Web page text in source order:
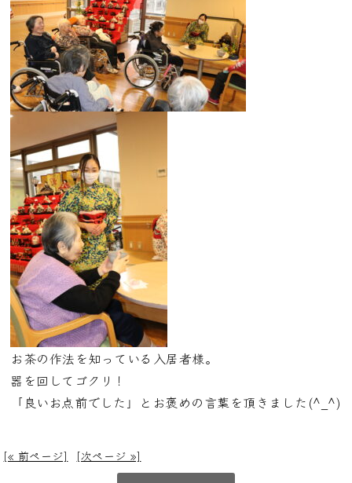
お茶の作法を知っている入居者様。
器を回してゴクリ！
「良いお点前でした」とお褒めの言葉を頂きました(^_^)
[« 前ページ] [次ページ »]